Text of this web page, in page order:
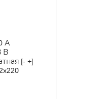
А
В
[- +]